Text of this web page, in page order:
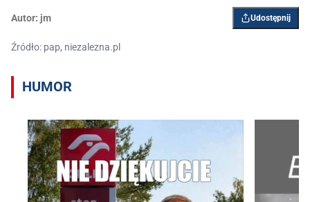
Autor: jm Udostępnij
Źródło: pap, niezalezna.pl
HUMOR